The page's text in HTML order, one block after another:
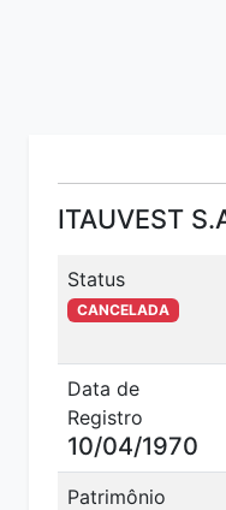
ITAUVEST
Status
CANCELADA
Data de
Registro
10/04/1970
Patrimônio